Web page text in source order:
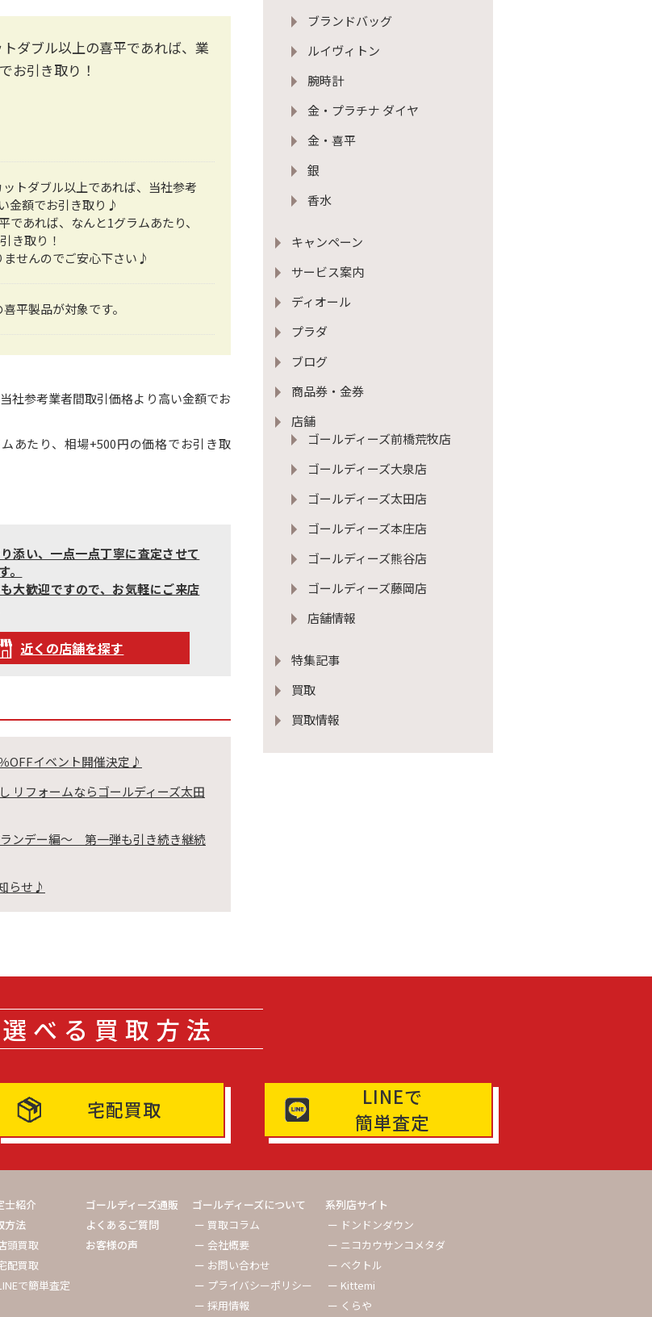
ダブル以上の喜平であれば、業
お引き取り！
トダブル以上であれば、当社参考
金額でお引き取り♪
であれば、なんと1グラムあたり、
き取り！
せんのでご安心下さい♪
平製品が対象です。
社参考業者間取引価格より高い金額でお
あたり、相場+500円の価格でお引き取
添い、一点一点丁寧に査定させて
。
大歓迎ですので、お気軽にご来店
近くの店舗を探す
OFFイベント開催決定♪
リフォームならゴールディーズ太田
ンデー編～ 第一弾も引き続き継続
らせ♪
ブランドバッグ
ルイヴィトン
腕時計
金・プラチナ ダイヤ
金・喜平
銀
香水
キャンペーン
サービス案内
ディオール
プラダ
ブログ
商品券・金券
店舗
ゴールディーズ前橋荒牧店
ゴールディーズ大泉店
ゴールディーズ太田店
ゴールディーズ本庄店
ゴールディーズ熊谷店
ゴールディーズ藤岡店
店舗情報
特集記事
買取
買取情報
選べる買取方法
宅配買取
LINEで
簡単査定
士紹介
方法
頭買取
配買取
で簡単査定
ゴールディーズ通販
よくあるご質問
お客様の声
ゴールディーズについて
ー 買取コラム
ー 会社概要
ー お問い合わせ
ー プライバシーポリシー
ー 採用情報
系列店サイト
ー ドンドンダウン
ー ニコカウサンコメタダ
ー ベクトル
ー Kittemi
ー くらや